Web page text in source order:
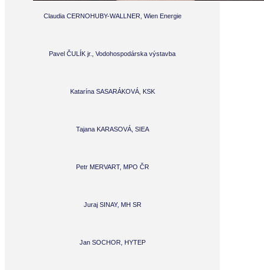
Claudia CERNOHUBY-WALLNER, Wien Energie
Pavel ČULÍK jr., Vodohospodárska výstavba
Katarína SASARÁKOVÁ, KSK
Tajana KARASOVÁ, SIEA
Petr MERVART, MPO ČR
Juraj SINAY, MH SR
Jan SOCHOR, HYTEP